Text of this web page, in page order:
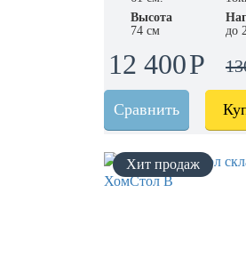
Высота
74 см
до
12 400
Сравнить